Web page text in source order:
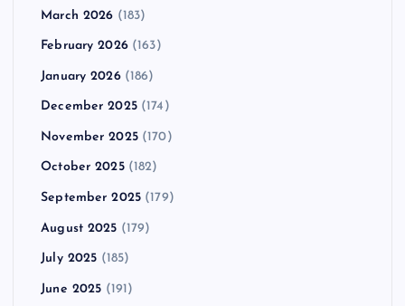
March 2026 (183)
February 2026(163)
January 2026(186)
December 2025(174)
November 2025(170)
October 2025(182)
September 2025 (179)
August 2025 (179)
July 2025 (185)
June 2025 (191)